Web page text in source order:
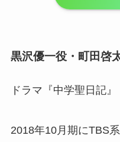
黒沢優一役・町田啓
ドラマ『中学聖日記』
2018年10月期にTBS